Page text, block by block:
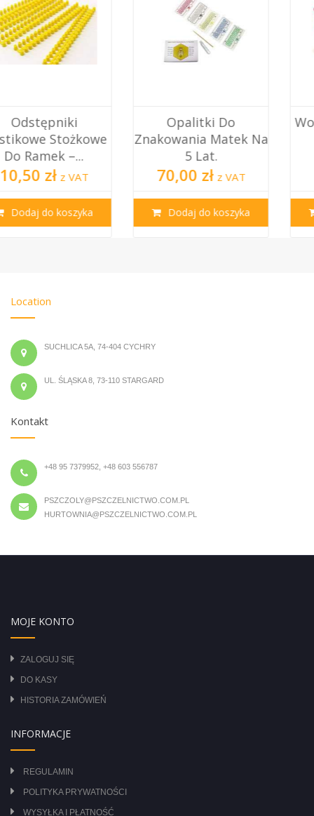
Opalitki Do
Znakowania Matek Na
5 Lat.
70,00 zł
Dodaj do koszyka
Worek Do Wirowania
Odsklepin W
Miodarkach
96,50 zł
Dodaj do koszyka
Location
SUCHLICA 5A, 74-404 CYCHRY
UL. ŚLĄSKA 8, 73-110 STARGARD
Kontakt
+48 95 7379952, +48 603 556787
PSZCZOLY@PSZCZELNICTWO.COM.PL
HURTOWNIA@PSZCZELNICTWO.COM.PL
MOJE KONTO
ZALOGUJ SIĘ
DO KASY
HISTORIA ZAMÓWIEŃ
INFORMACJE
REGULAMIN
POLITYKA PRYWATNOŚCI
WYSYŁKA I PŁATNOŚĆ